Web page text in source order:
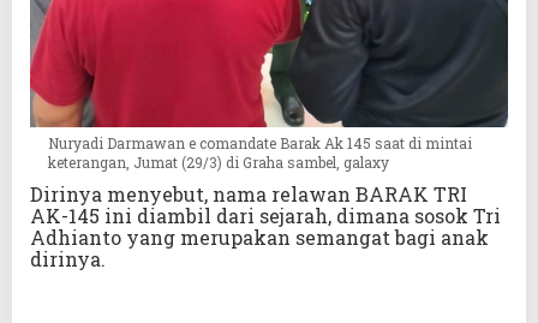
Nuryadi Darmawan e comandate Barak Ak 145 saat di mintai
keterangan, Jumat (29/3) di Graha sambel, galaxy
Dirinya menyebut, nama relawan BARAK TRI
AK-145 ini diambil dari sejarah, dimana sosok Tri
Adhianto yang merupakan semangat bagi anak
dirinya.